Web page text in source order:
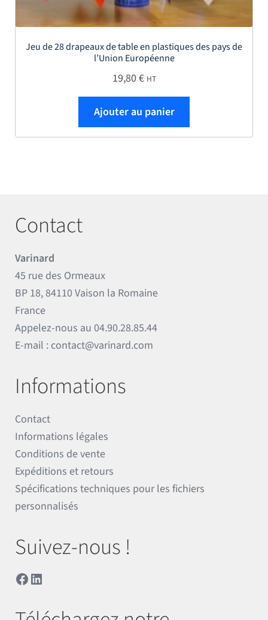
Jeu de 28 drapeaux de table en plastiques des pays de
l’Union Européenne
19,80€ HT
Ajouter au panier
Contact
Varinard
45 rue des Ormeaux
BP 18, 84110 Vaison la Romaine
France
Appelez-nous au04.90.28.85.44
E-mail : contact@varinard.com
Informations
Contact
Informations légales
Conditions de vente
Expéditions et retours
Spécifications techniques pour les fichiers
personnalisés
Suivez-nous !
Facebook
LinkedIn